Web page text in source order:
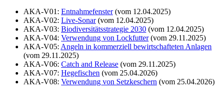
AKA-V01: Entnahmefenster(vom 12.04.2025)
AKA-V02: Live-Sonar(vom 12.04.2025)
AKA-V03: Biodiversitätsstrategie 2030 (vom 12.04.2025)
AKA-V04: Verwendung von Lockfutter(vom 29.11.2025)
AKA-V05: Angeln in kommerziell bewirtschafteten Anlagen
(vom 29.11.2025)
AKA-V06: Catch and Release (vom 29.11.2025)
AKA-V07: Hegefischen (vom 25.04.2026)
AKA-V08: Verwendung von Setzkeschern (vom 25.04.2026)